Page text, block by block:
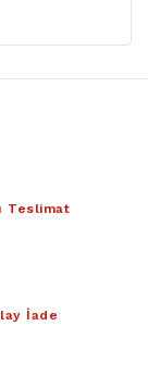
Teslimat
İade